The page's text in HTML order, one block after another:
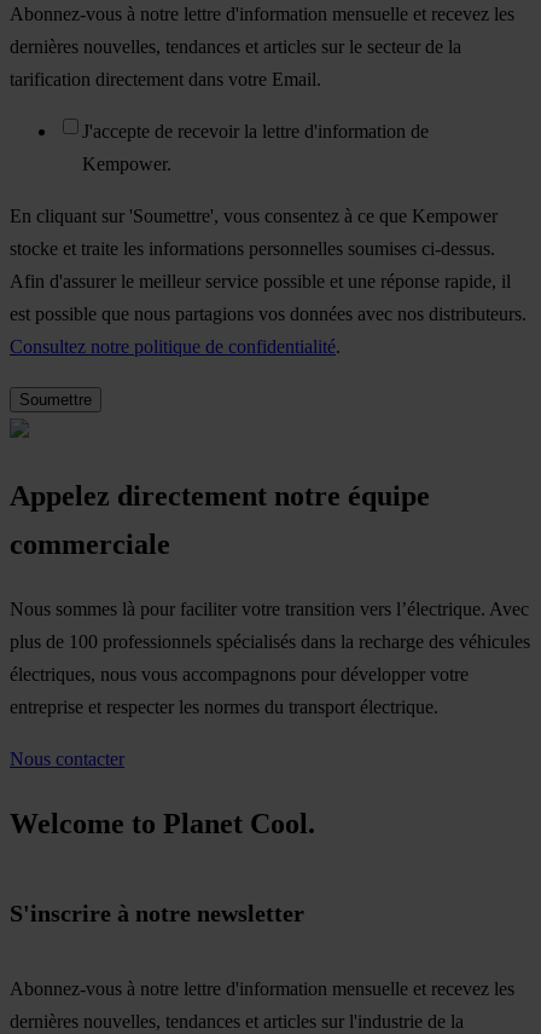
Abonnez-vous à notre lettre d'information mensuelle et recevez les
dernières nouvelles, tendances et articles sur le secteur de la
tarification directement dans votre Email.
J'accepte de recevoir la lettre d'information de
Kempower.
En cliquant sur 'Soumettre', vous consentez à ce que Kempower
stocke et traite les informations personnelles soumises ci-dessus.
Afin d'assurer le meilleur service possible et une réponse rapide, il
est possible que nous partagions vos données avec nos distributeurs.
Consultez notre politique de confidentialité.
Appelez directement notre équipe
commerciale
Nous sommes là pour faciliter votre transition vers l’électrique. Avec
plus de 100 professionnels spécialisés dans la recharge des véhicules
électriques, nous vous accompagnons pour développer votre
entreprise et respecter les normes du transport électrique.
Nous contacter
Welcome to Planet Cool.
S'inscrire à notre newsletter
Abonnez-vous à notre lettre d'information mensuelle et recevez les
dernières nouvelles, tendances et articles sur l'industrie de la